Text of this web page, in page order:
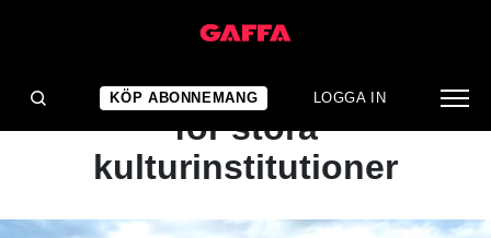
KÖP ABONNEMANG LOGGA IN
NYHET
Marknadshyra föreslås
för stora
kulturinstitutioner